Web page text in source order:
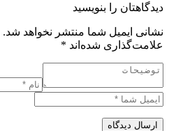
دیدگاهتان را بنویسید
نشانی ایمیل شما منتشر نخواهد شد.
علامت‌گذاری شده‌اند *
ارسال دیدگاه